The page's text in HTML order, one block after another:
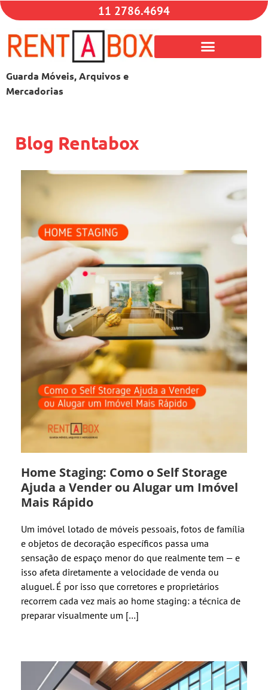
11 2786.4694
Guarda Móveis, Arquivos e
Mercadorias
Blog Rentabox
Home Staging: Como o Self Storage
Ajuda a Vender ou Alugar um Imóvel
Mais Rápido
Um imóvel lotado de móveis pessoais, fotos de família
e objetos de decoração específicos passa uma
sensação de espaço menor do que realmente tem — e
isso afeta diretamente a velocidade de venda ou
aluguel. É por isso que corretores e proprietários
recorrem cada vez mais ao home staging: a técnica de
preparar visualmente um […]